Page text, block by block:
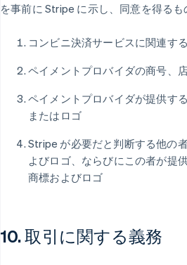
を事前に Stripe に示し、同意を得るも
コンビニ決済サービスに関連す
ペイメントプロバイダの商号、
ペイメントプロバイダが提供す
またはロゴ
Stripe が必要だと判断する他の
よびロゴ、ならびにこの者が提
商標およびロゴ
10. 取引に関する義務